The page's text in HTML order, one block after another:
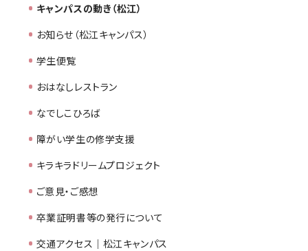
キャンパスの動き（松江）
お知らせ（松江キャンパス）
学生便覧
おはなしレストラン
なでしこひろば
障がい学生の修学支援
キラキラドリームプロジェクト
ご意見・ご感想
卒業証明書等の発行について
交通アクセス｜松江キャンパス